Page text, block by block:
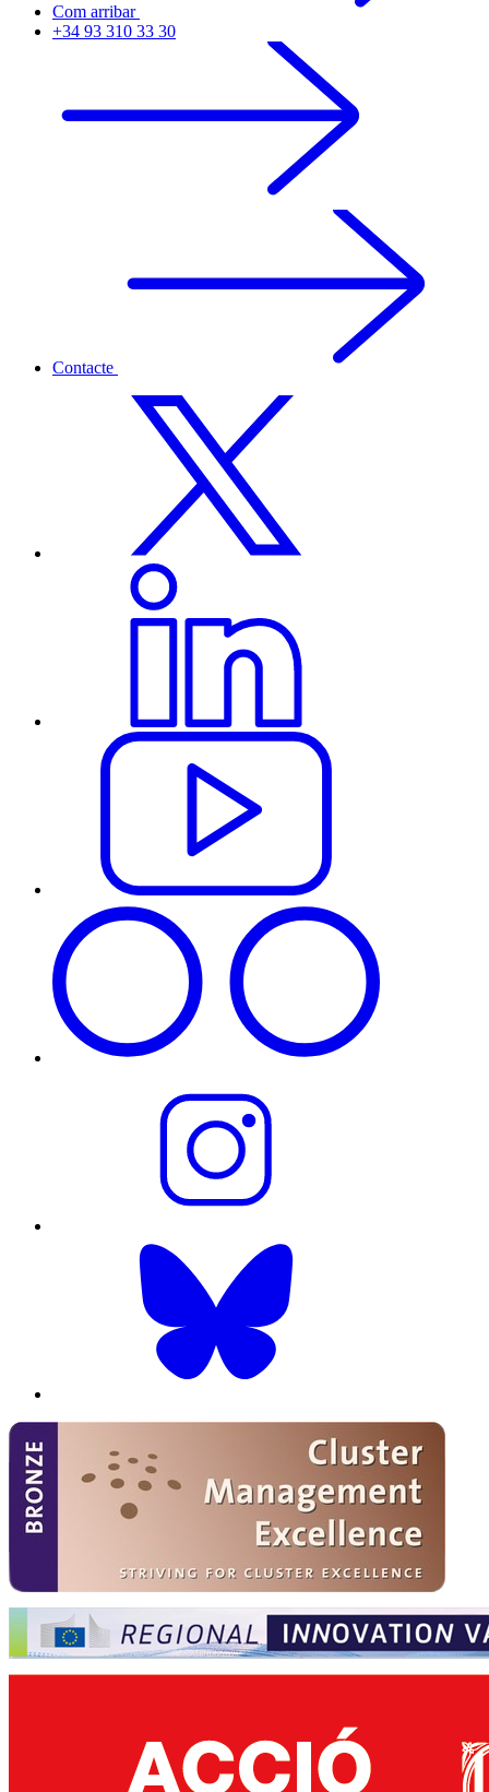
Com arribar
+34 93 310 33 30
Contacte